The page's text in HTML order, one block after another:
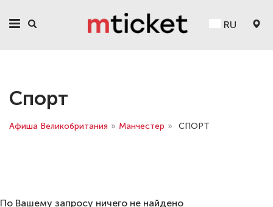
RU
Спорт
Афиша Великобритания » Манчестер » СПОРТ
По Вашему запросу ничего не найдено